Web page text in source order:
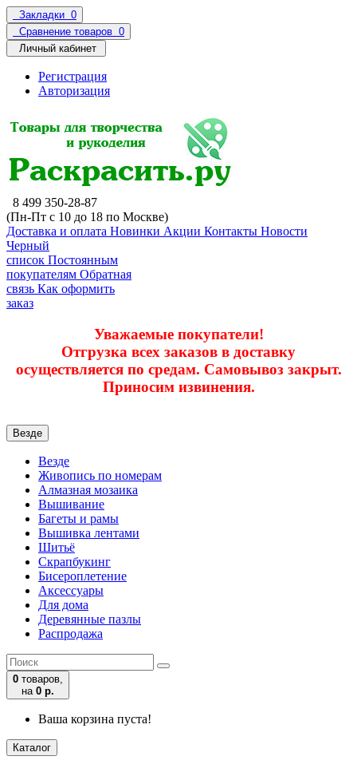
Закладки 0
Сравнение товаров 0
Личный кабинет
Регистрация
Авторизация
8 499 350-28-87
(Пн-Пт с 10 до 18 по Москве)
Доставка и оплата Новинки Акции Контакты Новости
Черный
список Постоянным
покупателям Обратная
связь Как оформить
заказ
Уважаемые покупатели!
Отгрузка всех заказов в доставку
осуществляется по средам. Самовывоз закрыт.
Приносим извинения.
Везде
Везде
Живопись по номерам
Алмазная мозаика
Вышивание
Багеты и рамы
Вышивка лентами
Шитьё
Скрапбукинг
Бисероплетение
Аксессуары
Для дома
Деревянные пазлы
Распродажа
0 товаров,
на 0 р.
Ваша корзина пуста!
Каталог